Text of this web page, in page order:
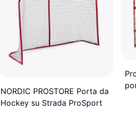
NORDIC PROSTORE Porta da
Hockey su Strada ProSport